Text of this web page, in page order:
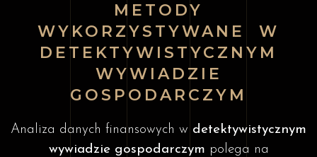
METODY
WYKORZYSTYWANE W
DETEKTYWISTYCZNYM
WYWIADZIE
GOSPODARCZYM
Analiza danych finansowych w detektywistycznym
wywiadzie gospodarczym polega na